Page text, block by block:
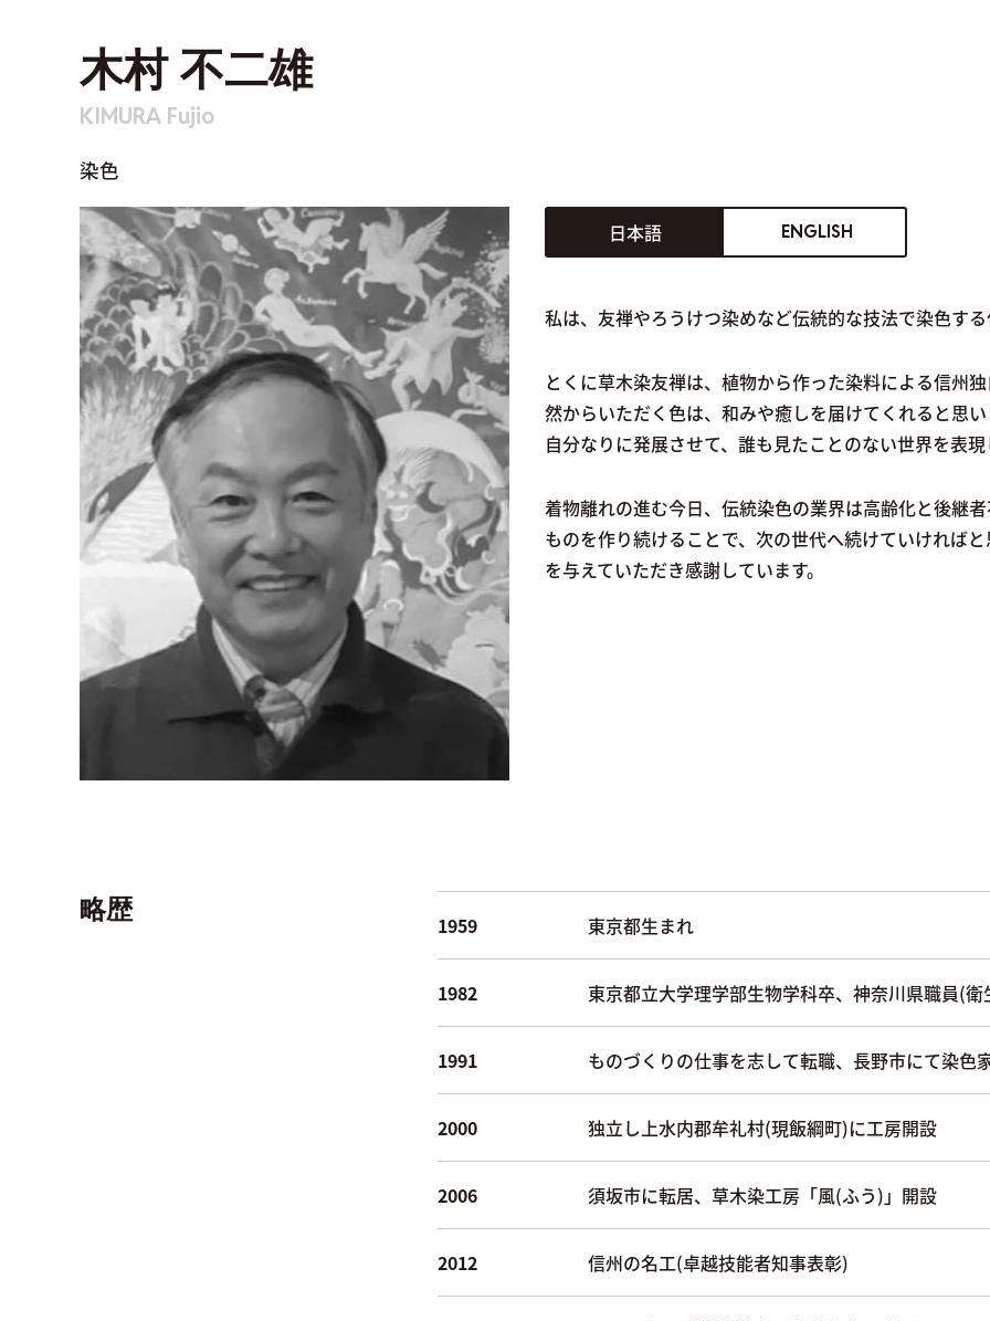
木村 不二雄
KIMURA Fujio
染色
日本語 ENGLISH
私は、友禅やろうけつ染めなど伝統的な技法で染色す
とくに草木染友禅は、植物から作った染料による信州
然からいただく色は、和みや癒しを届けてくれると思
自分なりに発展させて、誰も見たことのない世界を表
着物離れの進む今日、伝統染色の業界は高齢化と後継
ものを作り続けることで、次の世代へ続けていければ
を与えていただき感謝しています。
略歴 1959 東京都生まれ
1982 東京都立大学理学部生物学科卒、神奈川県職員(
1991 ものづくりの仕事を志して転職、長野市にて染色
2000 独立し上水内郡牟礼村(現飯綱町)に工房開設
2006 須坂市に転居、草木染工房「風(ふう)」開設
2012 信州の名工(卓越技能者知事表彰)